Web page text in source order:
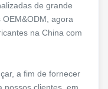
de grande
agora
na China com
a fim de fornecer